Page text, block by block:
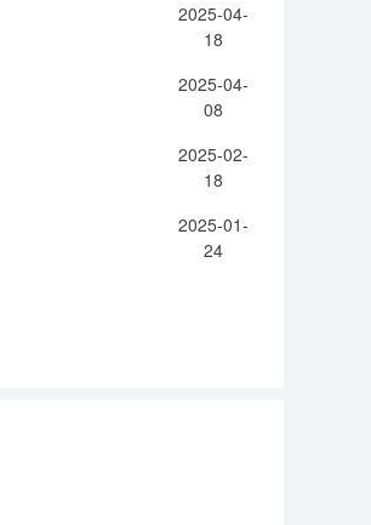
2025-04-
18
2025-04-
08
2025-02-
18
2025-01-
24